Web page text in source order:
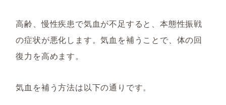
高齢、慢性疾患で気血が不足すると、本態性振戦
の症状が悪化します。気血を補うことで、体の回
復力を高めます。
気血を補う方法は以下の通りです。